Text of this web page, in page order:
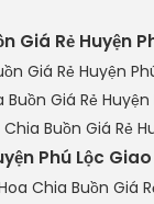
Giá Rẻ Huyện
Giá Rẻ Huyện
Giá Rẻ
Buồn Giá Rẻ
Phú Lộc
Chia Buồn Giá